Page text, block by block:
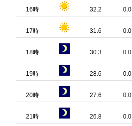
16時 32.2 0.0
17時 31.6 0.0
18時 30.3 0.0
19時 28.6 0.0
20時 27.6 0.0
21時 26.8 0.0